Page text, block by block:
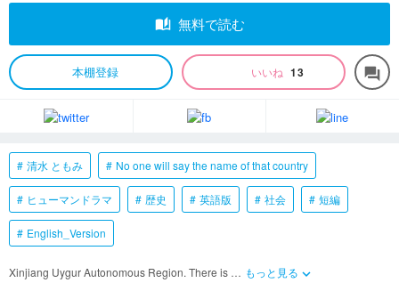
auto_stories 無料で読む
本棚登録 いいね 13 forum
清水 ともみ No one will say the name of that country
ヒューマンドラマ 歴史 英語版 社会 短編
English_Version
Xinjiang Uygur Autonomous Region. There is … もっと見る keyboard_arrow_down